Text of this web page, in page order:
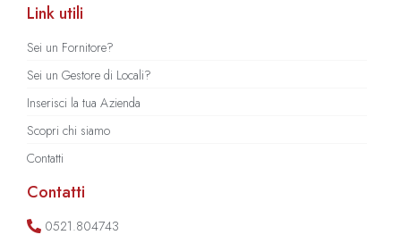
Link utili
Sei un Fornitore?
Sei un Gestore di Locali?
Inserisci la tua Azienda
Scopri chi siamo
Contatti
Contatti
0521.804743